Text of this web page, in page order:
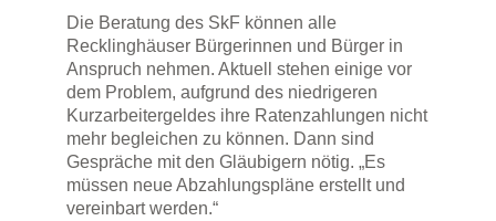
Die Beratung des SkF können alle
Recklinghäuser Bürgerinnen und Bürger in
Anspruch nehmen. Aktuell stehen einige vor
dem Problem, aufgrund des niedrigeren
Kurzarbeitergeldes ihre Ratenzahlungen nicht
mehr begleichen zu können. Dann sind
Gespräche mit den Gläubigern nötig. „Es
müssen neue Abzahlungspläne erstellt und
vereinbart werden.“